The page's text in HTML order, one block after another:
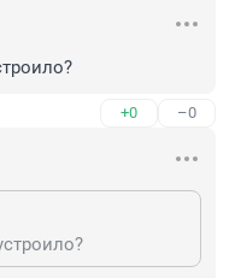
+0 –0